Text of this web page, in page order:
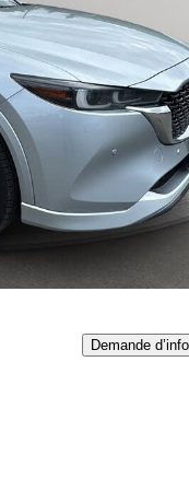
Bonne
Demande d’info